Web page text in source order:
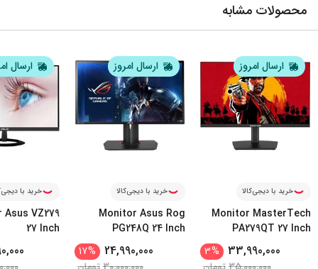
محصولات مشابه
ارسال امروز
خرید با دیجی‌کالا
Monitor MasterTech
PA279QT 27 Inch
33,990,000
%
3
ارسال امروز
خرید با دیجی‌کالا
Monitor Asus Rog
PG248Q 24 Inch
24,990,000
%
17
ارسال
خرید با
VZ279
27 Inch